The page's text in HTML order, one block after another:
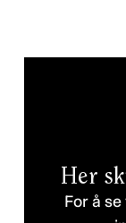
Her
For å